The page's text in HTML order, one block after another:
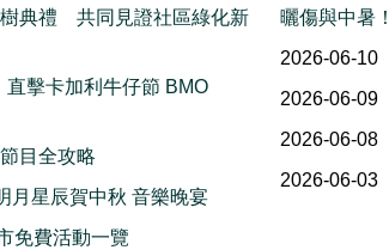
典禮 共同見證社區綠化新
直擊卡加利牛仔節 BMO
目全攻略
月星辰賀中秋 音樂晚宴
免費活動一覽
曬傷與中暑！
2026-06-10
2026-06-09
2026-06-08
2026-06-03